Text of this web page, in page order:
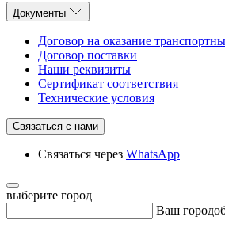
Документы
Договор на оказание
Договор поставки
Наши реквизиты
Сертификат соответствия
Технические условия
Связаться с нами
Связаться через WhatsApp
выберите город
Ваш город